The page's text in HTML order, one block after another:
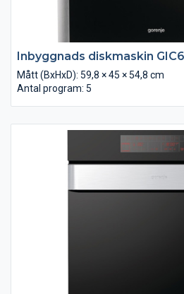
Inbyggnads diskmaskin
Mått (BxHxD): 59,8 × 45 × 54,8 cm
Antal program: 5